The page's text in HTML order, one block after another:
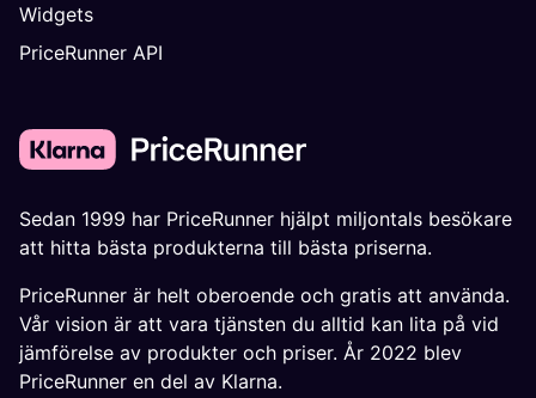
Widgets
PriceRunner API
Sedan 1999 har PriceRunner hjälpt miljontals besökare
att hitta bästa produkterna till bästa priserna.
PriceRunner är helt oberoende och gratis att använda.
Vår vision är att vara tjänsten du alltid kan lita på vid
jämförelse av produkter och priser. År 2022 blev
PriceRunner en del av Klarna.